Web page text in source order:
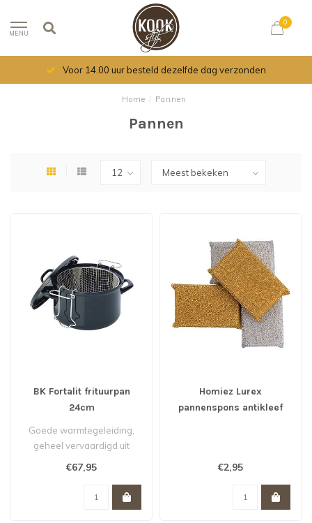
MENU
0
Voor 14.00 uur besteld dezelfde dag verzonden
Home / Pannen
Pannen
BK Fortalit frituurpan
24cm
Goede warmtegeleiding,
geheel vervaardigd uit
geëmailleerd staal.
€67,95
Homiez Lurex
pannenspons antikleef
€2,95